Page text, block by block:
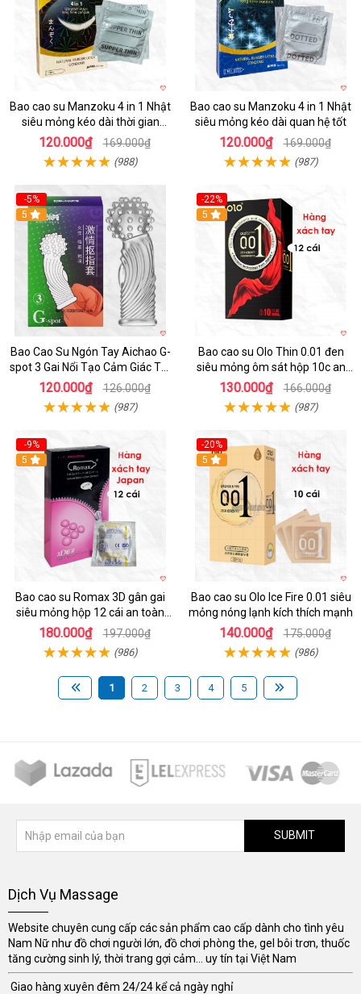
Bao cao su Manzoku 4 in 1 Nhật
siêu mỏng kéo dài thời gian
chính hãng
120.000₫ 169.000₫
(988)
Bao cao su Manzoku 4 in 1 Nhật
siêu mỏng kéo dài quan hệ tốt
120.000₫ 169.000₫
(987)
-5%
5
Bao Cao Su Ngón Tay Aichao G-
spot 3 Gai Nổi Tạo Cảm Giác Tột
Đỉnh
120.000₫ 126.000₫
(987)
-22%
5
Bao cao su Olo Thin 0.01 đen
siêu mỏng ôm sát hộp 10c an
toàn
130.000₫ 166.000₫
(987)
-9%
5
Bao cao su Romax 3D gân gai
siêu mỏng hộp 12 cái an toàn
chất lượng
180.000₫ 197.000₫
(986)
-20%
5
Bao cao su Olo Ice Fire 0.01 siêu
mỏng nóng lạnh kích thích mạnh
140.000₫ 175.000₫
(986)
1 2 3 4 5
SUBMIT
Dịch Vụ Massage
Website chuyên cung cấp các sản phẩm cao cấp dành cho tình yêu
Nam Nữ như đồ chơi người lớn, đồ chơi phòng the, gel bôi trơn, thuốc
tăng cường sinh lý, thời trang gợi cảm... uy tín tại Việt Nam
Giao hàng xuyên đêm 24/24 kể cả ngày nghỉ